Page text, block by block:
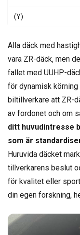
(Y)
Alla däck med
vara ZR-däck, men
fallet med UUHP-
för dynamisk
biltillverkare att ZR-
av fordonet och om
ditt huvudintresse
som är
Huruvida däcket
tillverkarens beslut
för kvalitet eller
din egen forskning,